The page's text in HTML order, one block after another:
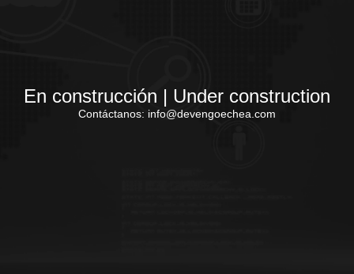
En construcción | Under construction
Contáctanos: info@devengoechea.com